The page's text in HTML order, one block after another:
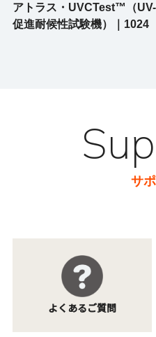
アトラス・UVCTest™（
促進耐候性試験機）｜1024
サ
よくあるご質問